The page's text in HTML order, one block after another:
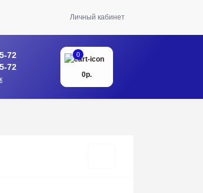
Личный кабинет
72
72
0
0р.